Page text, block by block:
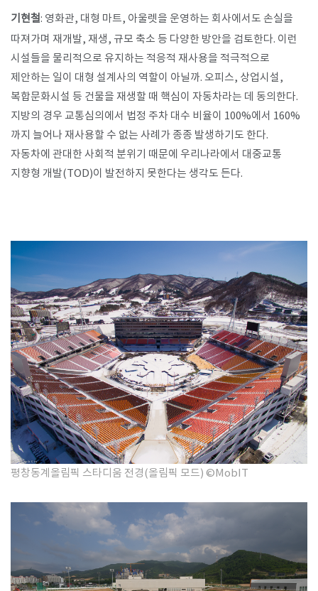
기현철: 영화관, 대형 마트, 아울렛을 운영하는 회사에서도 손실을
따져가며 재개발, 재생, 규모 축소 등 다양한 방안을 검토한다. 이런
시설들을 물리적으로 유지하는 적응적 재사용을 적극적으로
제안하는 일이 대형 설계사의 역할이 아닐까. 오피스, 상업시설,
복합문화시설 등 건물을 재생할 때 핵심이 자동차라는 데 동의한다.
지방의 경우 교통심의에서 법정 주차 대수 비율이 100%에서 160%
까지 늘어나 재사용할 수 없는 사례가 종종 발생하기도 한다.
자동차에 관대한 사회적 분위기 때문에 우리나라에서 대중교통
지향형 개발(TOD)이 발전하지 못한다는 생각도 든다.
평창동계올림픽 스타디움 전경(올림픽 모드) ©MobIT